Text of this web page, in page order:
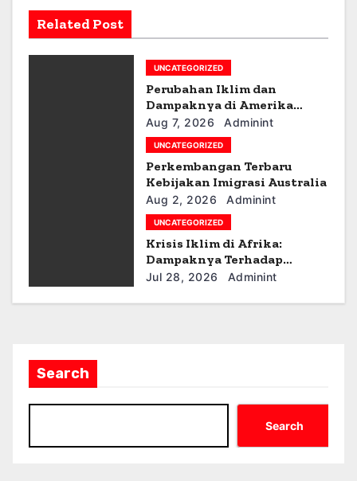
g
a
Related Post
UNCATEGORIZED
Perubahan Iklim dan
Dampaknya di Amerika
Latin
Aug 7, 2026 Adminint
UNCATEGORIZED
Perkembangan Terbaru
Kebijakan Imigrasi Australia
Aug 2, 2026 Adminint
UNCATEGORIZED
Krisis Iklim di Afrika:
Dampaknya Terhadap
Ekonomi dan Masyarakat
Jul 28, 2026 Adminint
Search
Search